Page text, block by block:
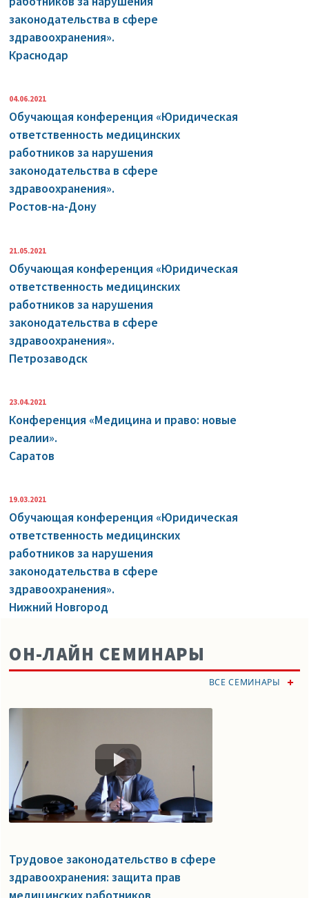
законодательства в сфере
здравоохранения».
Краснодар
04.06.2021
Обучающая конференция «Юридическая
ответственность медицинских
работников за нарушения
законодательства в сфере
здравоохранения».
Ростов-на-Дону
21.05.2021
Обучающая конференция «Юридическая
ответственность медицинских
работников за нарушения
законодательства в сфере
здравоохранения».
Петрозаводск
23.04.2021
Конференция «Медицина и право: новые
реалии».
Саратов
19.03.2021
Обучающая конференция «Юридическая
ответственность медицинских
работников за нарушения
законодательства в сфере
здравоохранения».
Нижний Новгород
ОН-ЛАЙН СЕМИНАРЫ
ВСЕ СЕМИНАРЫ
Трудовое законодательство в сфере
здравоохранения: защита прав